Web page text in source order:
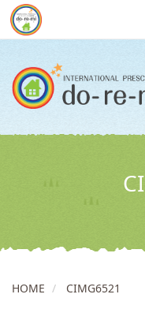
HOME CIMG6521